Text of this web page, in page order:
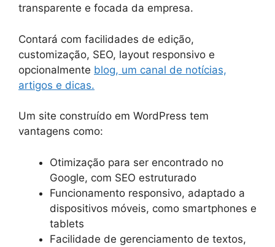
transparente e focada da empresa.
Contará com facilidades de edição,
customização, SEO, layout responsivo e
opcionalmente blog, um canal de notícias,
artigos e dicas.
Um site construído em WordPress tem
vantagens como:
Otimização para ser encontrado no
Google, com SEO estruturado
Funcionamento responsivo, adaptado a
dispositivos móveis, como smartphones e
tablets
Facilidade de gerenciamento de textos,